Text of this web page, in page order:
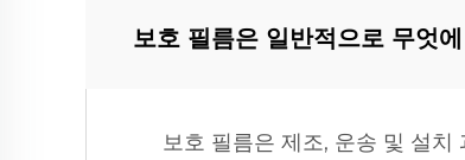
보호 필름은 일반적으로 무엇
보호 필름은 제조, 운송 및 설